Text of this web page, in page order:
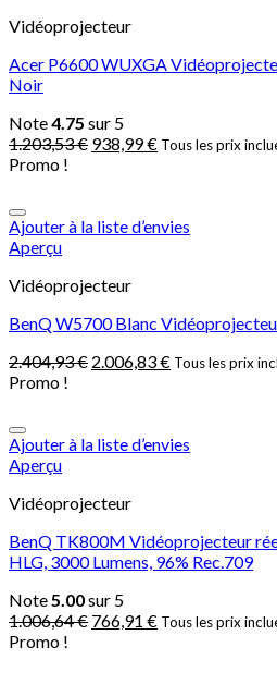
Vidéoprojecteur
Acer P6600 WUXGA
Noir
Note4.75 sur 5
1.203,53€ 938,99€ Tous les prix
Promo !
Ajouter à la liste d’envies
Aperçu
Vidéoprojecteur
BenQ W5700 Blanc
2.404,93€ 2.006,83€ Tous les prix
Promo !
Ajouter à la liste d’envies
Aperçu
Vidéoprojecteur
BenQ TK800M Vidéoprojecteur
HLG, 3000 Lumens, 96% Rec.709
Note5.00sur 5
1.006,64€ 766,91 € Tous les prix
Promo !